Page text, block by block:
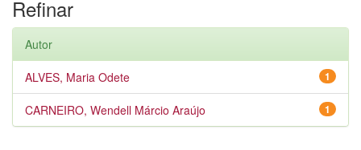
Refinar
Autor
1
ALVES, Maria Odete
1
CARNEIRO, Wendell Márcio Araújo